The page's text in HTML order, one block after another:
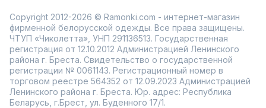
Copyright 2012-2026 © Ramonki.com - интернет-магазин
фирменной белорусской одежды. Все права защищены.
ЧТУП «Чиколетта», УНП 291136513. Государственная
регистрация от 12.10.2012 Администрацией Ленинского
района г. Бреста. Свидетельство о государственной
регистрации № 0061143. Регистрационный номер в
торговом реестре 564352 от 12.09.2023 Администрацией
Ленинского района г. Бреста. Юр. адрес: Республика
Беларусь, г.Брест, ул. Буденного 17/1.